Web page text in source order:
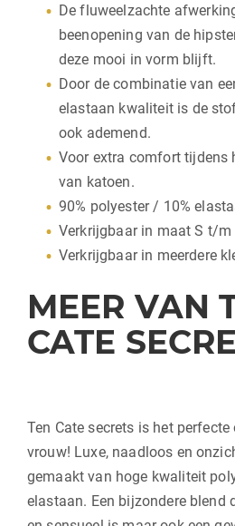
De fluweelzachte
beenopening van de
deze mooi in vorm blijft.
Door de combinatie van
elastaan kwaliteit is de
ook ademend.
Voor extra comfort tijdens
van katoen.
90% polyester / 10%
Verkrijgbaar in maat S t/m
Verkrijgbaar in meerdere
MEER VAN
CATE
Ten Cate secrets is het
vrouw! Luxe, naadloos en
gemaakt van hoge kwaliteit
elastaan. Een bijzondere blend